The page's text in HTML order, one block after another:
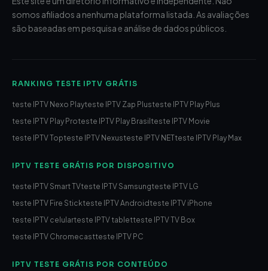
somos afiliados a nenhuma plataforma listada. As avaliações
são baseadas em pesquisa e análise de dados públicos.
RANKING TESTE IPTV GRÁTIS
teste IPTV Nexo Playteste IPTV Zap Plusteste IPTV Play Plus
teste IPTV Play Proteste IPTV Play Brasil teste IPTV Movie
teste IPTV Topteste IPTV Nexusteste IPTV NETteste IPTV Play Max
IPTV TESTE GRÁTIS POR DISPOSITIVO
teste IPTV Smart TVteste IPTV Samsungteste IPTV LG
teste IPTV Fire Stickteste IPTV Android teste IPTV iPhone
teste IPTV celularteste IPTV tabletteste IPTV TV Box
teste IPTV Chromecastteste IPTV PC
IPTV TESTE GRÁTIS POR CONTEÚDO